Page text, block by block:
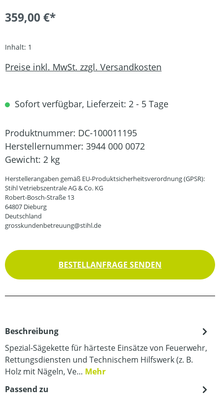
359,00 €*
Inhalt: 1
Preise inkl. MwSt. zzgl. Versandkosten
Sofort verfügbar, Lieferzeit: 2 - 5 Tage
Produktnummer: DC-100011195
Herstellernummer: 3944 000 0072
Gewicht: 2 kg
Herstellerangaben gemäß EU-Produktsicherheitsverordnung (GPSR):
Stihl Vetriebszentrale AG & Co. KG
Robert-Bosch-Straße 13
64807 Dieburg
Deutschland
grosskundenbetreuung@stihl.de
BESTELLANFRAGE SENDEN
Beschreibung
Spezial-Sägekette für härteste Einsätze von Feuerwehr,
Rettungsdiensten und Technischem Hilfswerk (z. B.
Holz mit Nägeln, Ve… Mehr
Passend zu